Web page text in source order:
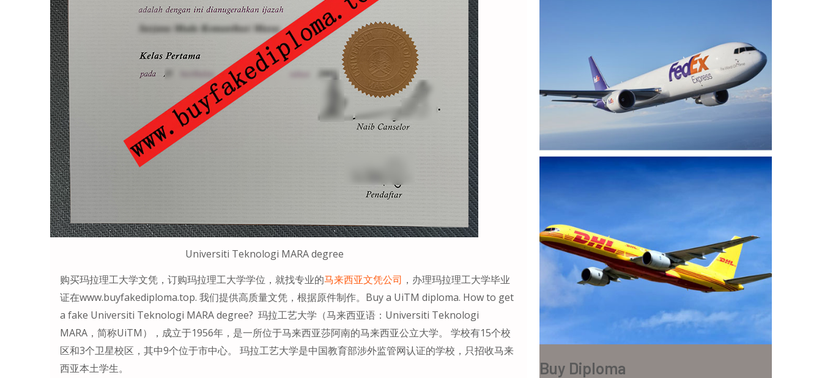
Universiti Teknologi MARA degree
购买玛拉理工大学文凭，订购玛拉理工大学学位，就找专业的马来西亚文凭公司 ，办理玛拉理工大学毕业
证在www.buyfakediploma.top. 我们提供高质量文凭，根据原件制作。Buy a UiTM diploma. How to get
a fake Universiti Teknologi MARA degree? 玛拉工艺大学（马来西亚语：Universiti Teknologi
MARA，简称UiTM），成立于1956年，是一所位于马来西亚莎阿南的马来西亚公立大学。 学校有15个校
区和3个卫星校区，其中9个位于市中心。 玛拉工艺大学是中国教育部涉外监管网认证的学校，只招收马来
西亚本土学生。
Buy Diploma